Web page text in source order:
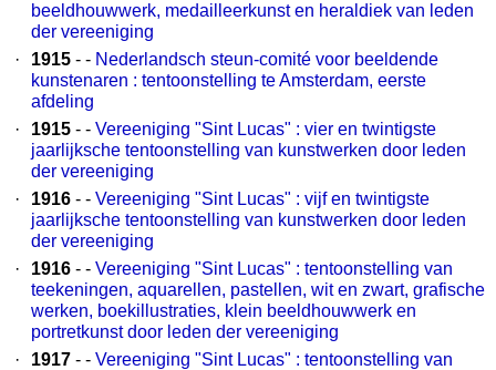
beeldhouwwerk, medailleerkunst en heraldiek van leden
der vereeniging
·
1915 - - Nederlandsch steun-comité voor beeldende
kunstenaren : tentoonstelling te Amsterdam, eerste
afdeling
·
1915 - - Vereeniging "Sint Lucas" : vier en twintigste
jaarlijksche tentoonstelling van kunstwerken door leden
der vereeniging
·
1916 - - Vereeniging "Sint Lucas" : vijf en twintigste
jaarlijksche tentoonstelling van kunstwerken door leden
der vereeniging
·
1916 - - Vereeniging "Sint Lucas" : tentoonstelling van
teekeningen, aquarellen, pastellen, wit en zwart, grafische
werken, boekillustraties, klein beeldhouwwerk en
portretkunst door leden der vereeniging
·
1917 - - Vereeniging "Sint Lucas" : tentoonstelling van